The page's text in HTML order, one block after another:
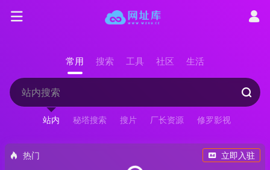
常用 搜索 工具 社区 生活
站内 秘塔搜索 搜片 厂长资源 修罗影视
热门 立即入驻